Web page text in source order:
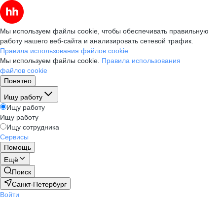
Мы используем файлы cookie, чтобы обеспечивать правильную
работу нашего веб-сайта и анализировать сетевой трафик.
Правила использования файлов cookie
Мы используем файлы cookie. Правила использования
файлов cookie
Понятно
Ищу работу
Ищу работу
Ищу работу
Ищу сотрудника
Сервисы
Помощь
Ещё
Поиск
Санкт-Петербург
Войти